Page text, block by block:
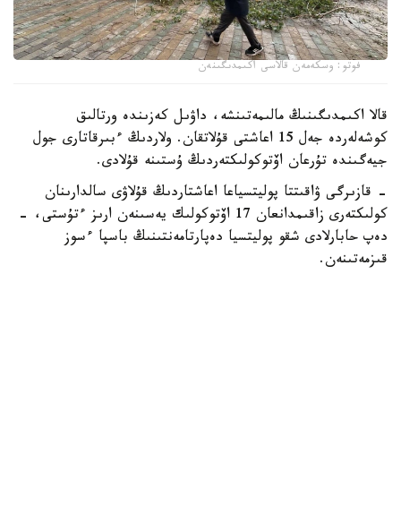
فوتو: وسكەمەن قالاسى اكىمدىگىنەن
قالا اكىمدىگىنىڭ مالىمەتىنشە، داۋىل كەزىندە ورتالىق
كوشەلەردە جەل 15 اعاشتى قۇلاتقان. ولاردىڭ ءبىرقاتارى جول
جيەگىندە تۇرعان اۆتوكولىكتەردىڭ ۇستىنە قۇلادى.
- قازىرگى ۋاقىتتا پوليتسياعا اعاشتاردىڭ قۇلاۋى سالدارىنان
كولىكتەرى زاقىمدانعان 17 اۆتوكولىك يەسىنەن ارىز ءتۇستى، -
دەپ حابارلادى شقو پوليتسيا دەپارتامەنتىنىڭ باسپا ءسوز
قىزمەتىنەن.